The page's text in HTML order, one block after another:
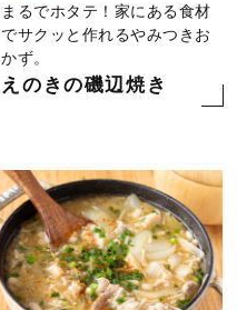
まるでホタテ！家にある食材
でサクッと作れるやみつきお
かず。
えのきの磯辺焼き